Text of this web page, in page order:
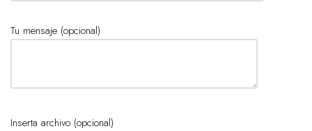
Tu mensaje (opcional)
Inserta archivo (opcional)